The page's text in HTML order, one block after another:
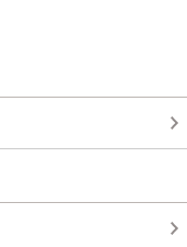
より御礼申し上げま
思いをおかけし、大
きまして、快適な環
。